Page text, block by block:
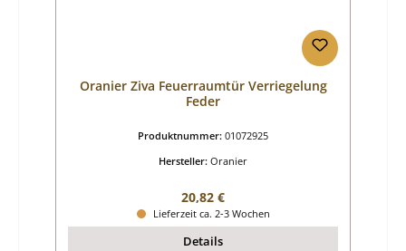
Oranier Ziva Feuerraumtür Verriegelung
Feder
Produktnummer: 01072925
Hersteller: Oranier
Regulärer Preis:
20,82 €
Lieferzeit ca. 2-3 Wochen
Details